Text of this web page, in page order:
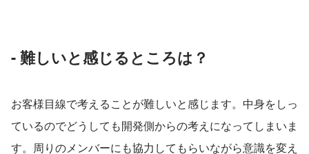
- 難しいと感じるところは？
お客様目線で考えることが難しいと感じます。中身をしっ
ているのでどうしても開発側からの考えになってしまいま
す。周りのメンバーにも協力してもらいながら意識を変え